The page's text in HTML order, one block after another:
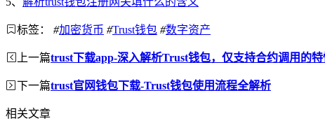
标签： #加密货币 #Trust钱包 #数字资产
上一篇trust下载app-深入解析Trust钱包，仅支持合约调用的
下一篇trust官网钱包下载-Trust钱包使用流程全解析
相关文章